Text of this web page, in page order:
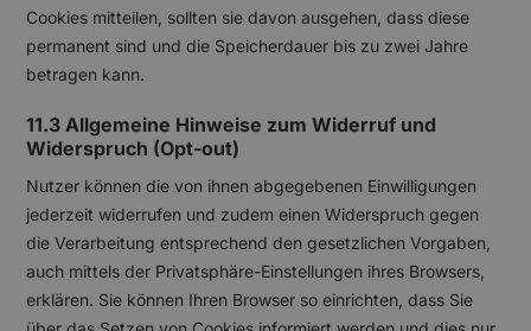
Cookies mitteilen, sollten sie davon ausgehen, dass diese
permanent sind und die Speicherdauer bis zu zwei Jahre
betragen kann.
11.3 Allgemeine Hinweise zum Widerruf und
Widerspruch (Opt-out)
Nutzer können die von ihnen abgegebenen Einwilligungen
jederzeit widerrufen und zudem einen Widerspruch gegen
die Verarbeitung entsprechend den gesetzlichen Vorgaben,
auch mittels der Privatsphäre-Einstellungen ihres Browsers,
erklären. Sie können Ihren Browser so einrichten, dass Sie